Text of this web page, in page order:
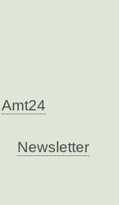
Amt24
Newsletter